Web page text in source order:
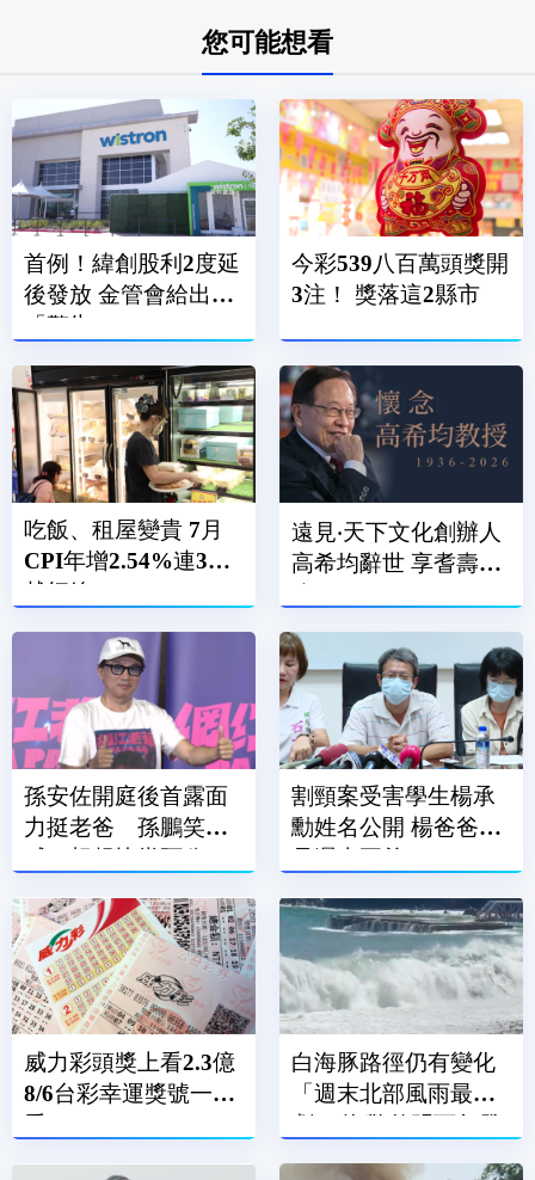
您可能想看
首例！緯創股利2度延
後發放 金管會給出
「警告」
今彩539八百萬頭獎開
3注！ 獎落這2縣市
吃飯、租屋變貴 7月
CPI年增2.54%連3月
越紅線
遠見‧天下文化創辦人
高希均辭世 享耆壽90
孫安佐開庭後首露面
力挺老爸 孫鵬笑
喊：想趕快當阿公
割頸案受害學生楊承
勳姓名公開 楊爸爸：
是遲來正義
威力彩頭獎上看2.3億
8/6台彩幸運獎號一次
看
白海豚路徑仍有變化
「週末北部風雨最
劇」 海警估明下午發